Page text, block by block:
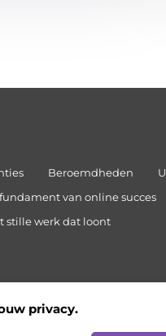
privacy.
Beroemdheden
van online succes
stille werk dat loont